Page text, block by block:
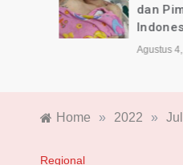
dan
Indonesia
Agustus 4,
Home » 2022 »
Regional